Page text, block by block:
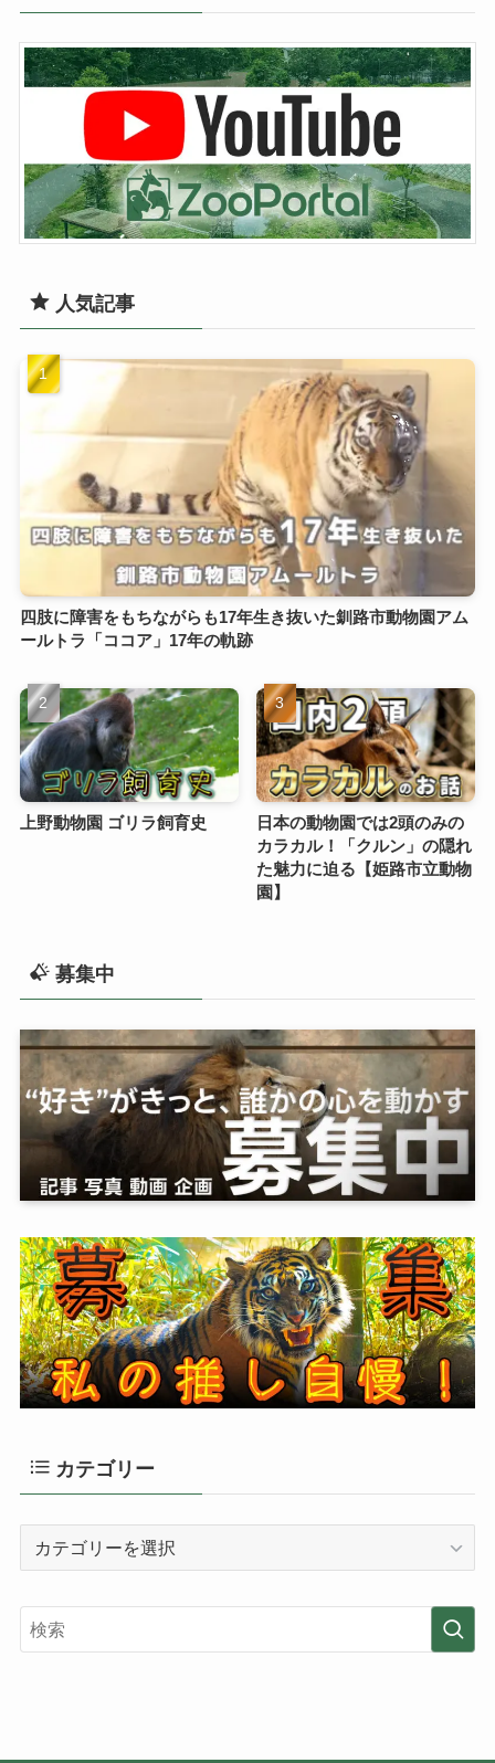
人気記事
四肢に障害をもちながらも17年生き抜いた釧路市動物園アム
ールトラ「ココア」17年の軌跡
上野動物園 ゴリラ飼育史
日本の動物園では2頭のみの
カラカル！「クルン」の隠れ
た魅力に迫る【姫路市立動物
園】
募集中
カテゴリー
ゴ
リ